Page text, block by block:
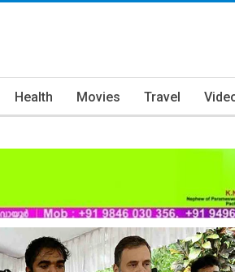
Health Movies Travel